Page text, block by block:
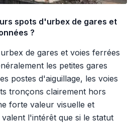
spots d'urbex de gares et
?
de gares et voies ferrées
les petites gares
postes d'aiguillage, les voies
tronçons clairement hors
forte valeur visuelle et
l'intérêt que si le statut